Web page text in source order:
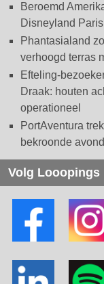
Beroemd
Disneyland
Phantasialand
verhoogd terras
Efteling-
Draak: houten
operationeel
PortAventura
bekroonde
Volg Looopings